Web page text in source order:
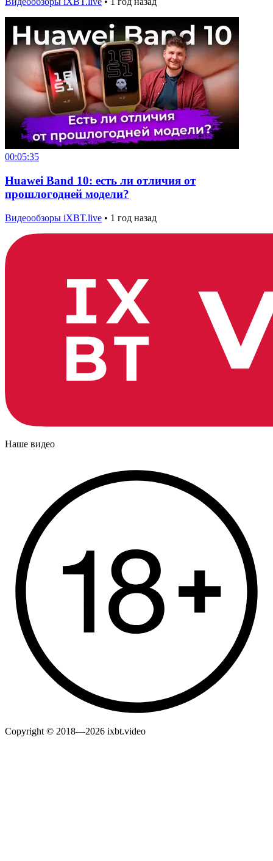
00:05:35
Huawei Band 10: есть ли отличия от
прошлогодней модели?
Видеообзоры iXBT.live • 1 год назад
Наше видео
Copyright © 2018—2026 ixbt.video